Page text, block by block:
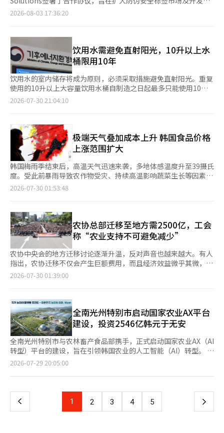
动部免费发放5000套夏季骑手雨衣及5000副防晒把手套。此外还
联合便利店E-Mart24，在全国设立约5500处骑手休息站，为配送
作，将全国140余家维修中心打造为配备空调、冰箱等设施的“配
送伙伴纳凉驿站”。平台还依据实时气象数据，通过应用程序向骑
手发布高温、暴雨预警，并建议出现中暑症状时立即停止配送工
作。 无自有骑手团队的外卖平台Yogiyo正积极扩大自动驾驶配送
机器人应用范围。自2024年在仁川松岛启动机器人配送以来，目
前已将服务拓展至首尔驿三、瑞草、圣水等地区。
达到36.9%。 如此庞大的市场催生了“零食便利店”这一新型零售
店。过去仅在普通便利店或超市一角占有一席之地的高蛋白·低糖
访的钟阁站附近的零食专卖店“零食研究所”中，货架上不仅有传
统的零糖碳酸饮料，还有数十种低糖·低卡路里的产品，如甜甜
圈、比萨、炒年糕、饺子、紫菜包饭等，商品种类丰富，堪比普通
无人便利店。 不仅是零食研究所，还有零食店、零食零、零食选
择等专门经营零食的无人加盟品牌相继成立，并在办公区和大学周
边迅速扩展。以零食店为例，最近全国门店数量已超过200家。 食
品行业也在加速争夺市场主导权。奥图兹去年4月正式推出的低糖
专业品牌“轻松快乐”的产品线已扩展至59种。乳制品行业也在通
企业也相继推出代表性冰淇淋的零糖·低糖版本，积极攻克夏季市
场。大成、三丰、东元家食品等主要调味品和酱料制造商也在不断
扩展低糖产品线，从调味汁到酱油和意大利面酱等全方位布局。
食品行业相关人士表示：“近年来，血糖管理和缓慢衰老等日常健
康管理已成为食品消费的核心标准。”并预测：“未来将不仅限于
低糖·高蛋白的组合，味道、营养和功能性的结合产品线扩展竞争
将正式启动。”
供应商的入库时间也在协商中。 Homeplus相关人士表示：“各门
店预计会有一定数量的商品入库”，但“由于DIP的确认延迟，部
债权人梅利兹金融集团承诺的2000亿韩元规模的DIP资金何时到
位。Homeplus计划在资金到位后立即进行商品订购和门店整修，
并在一周内重新开店。 原本公司内外预计资金将在当天注入，但
据悉也将开放到5日的入账时间。资金注入越晚，营业恢复的时间
也必然会被推迟。 对于Homeplus而言，为了尽量减少周末营业损
失，67家核心门店的营业恢复显得尤为迫切。尤其是如果错过周末
的销售，将对销售造成重大打击，并可能导致合作供应商的交货恢
复延迟。此外，如果停业持续到下周，客户流失和库存压力将进一
业正常化和企业价值恢复，以确保员工的让步和合作不被辜负”，
并强调“实现正常化不仅需要劳资双方的努力，还需要合作伙伴、
政府和债权人等利益相关者的合作与支持。” 与此同时，
Homeplus劳资双方于上月27日决定，为了减轻公司的流动性负担
并筹集营业恢复资金，临时调整部分员工待遇的支付时间和方式。
因此，原定于下月支付的定期奖金将分六个月均匀支付。工资支付
时间也将推迟到明年3月，每两个月支付一次，所以下月的工资预
计将在9月支付。※ 本报道经人工智能（AI）系统翻译与编辑。
附加值标签解决方案。此次合作协议于上月29日在韩国爱普生总部
K品牌的全球竞争力提升，化妆品、食品、保健品、工业品等多个
领域的假冒商品流通日益增加。因此，能够轻松验证产品真伪的防
伪技术和安全标签的关注度也在迅速上升。通过此次合作，双方计
划结合爱普生的SurePress L-6534VW与NexSpot Solutions的安
全技术，共同扩展差异化的安全标签解决方案。SurePress L-
6534VW使用爱普生独特的数字光油墨，能够实现根据观察角度变
化的光学效果，并通过高遮盖性的白色墨水实现多种特殊表现，是
一款优化用于高附加值标签制作的数字标签压印设备。NexSpot
案，并已向国内主要企业供应使用爱普生SurePress L-6534VW的
安全标签。特别是通过与爱普生设备的测试，实施了难以通过拍照
或扫描复制的安全技术，确保了差异化的防伪解决方案竞争力。双
方希望借助此次合作，将现有的二维码认证技术与数字光油等特殊
印刷技术相结合，推出新的安全标签解决方案，并为现有客户提供
差异化的高附加值标签解决方案。预计这将有助于品牌保护、提升
客户产品竞争力，并创造新的商业机会。韩国爱普生代表森藤俊表
示：“在假冒商品造成损失日益增加的情况下，安全技术成为保护
刷技术与NexSpot Solutions的安全技术，为客户提供差异化的价
值，并为国内安全标签市场的扩展做出贡献。”※ 本报道经人工
智能（AI）系统翻译与编辑。
2026-08-03 17:36:20
饮用水需避免直射阳光，10升以上水
桶限用10年
饮用水的室内储存将成为原则，必须采取措施避免直射阳光。重复
使用的10升以上大容量饮用水桶自制造之日起最多只能使用10
年。气候能源环境部于30日宣布，将于31日起实施《饮用水等标
复使用等可能导致饮用水质量下降的问题。首先，饮用水必须在室
内储存。如果储存地点有窗户，必须安装遮阳设施或装置以阻止直
射阳光的照射。若不得不在室外储存，也需使用盖子等保护措施。
然而，考虑到小型企业的准备时间，该规定将在两年后开始实施。
重复使用的10升以上聚碳酸酯材质容器的使用年限限制为10年。
若容器内有异物或产生异味，或外观受损，无论使用年限如何，必
须立即报废。容器底部必须标明制造日期。以公告实施日为基准，
已制造超过10年的容器不得用于饮用水的生产。制造日期标识的义
难以确认的大容量饮用水桶的使用年限，将由制造和流通企业直接
管理。饮用水的流通期限上限设定为两年。延长流通期限所需的行
政程序和提交材料也进行了具体化。延长所需的产品试验储存温度
将从现有的常温15-25度扩大到反映实际流通环境的室温1-35度。
对违反水质标准的企业的后续管理也将加强。过去，即使原水或产
品水超过水质标准，也由主管市、道知事判断是否进行指导和检
查，但今后将强制每季度至少检查一次。对流通中的饮用水进行的
抽检将包括夏季在内，每年进行四次以上。抽检对象包括10升以上
至少每季度进行一次，从而实现对制造阶段和流通阶段的常态化管
理。气候部水资源政策官金浩恩表示：“我们期待通过加强饮用水
的储存和流通过程中的问题预防和后续管理体系，建立更加安全的
管理体系，并将扩大与相关利益方的沟通，以确保修订的规定迅速
落实到位。”※ 本报道经人工智能（AI）系统翻译与编辑。
2026-07-30 21:04:10
极端天气叠加成本上升 韩国食品价格
上涨范围扩大
韩国梅雨季结束后，高温天气迅速来袭，多地体感温度升至39摄氏
度。受此前暴雨导致农作物受灾、持续高温影响蔬菜生长等因素影
响，韩国叶菜类价格近期快速上涨。与此同时，中东局势、韩元汇
流通公社（aT）农产品流通信息系统（KAMIS）29日公布的数
据，截至28日，韩国一级品小萝卜叶1公斤平均零售价格为3111韩
元，较上月上涨33.92%。此外，菠菜、紫叶生菜、卷心菜和青叶
生菜价格分别上涨52.2%、46.35%、46.35%和42.5%，叶菜价格
整体明显上涨。 业内分析认为，7月中旬持续强降雨影响蔬菜采收
和供应，随后高温天气进一步影响叶菜生长，导致市场供应偏紧，
推动价格持续走高。 为稳定市场供应，韩国农林畜产食品部已召
开夏季农畜产品供需稳定对策会议，并联合韩国农协投入12.4亿韩
测和技术指导，降低高温及暴雨后的病虫害影响。 除农产品外，
加工食品价格上涨趋势同样明显。韩国农林畜产食品部表示，受中
东局势、韩元汇率波动以及原材料、包装和运输成本上涨影响，食
品企业成本压力持续增加，近期部分产品价格平均上调5%至
11%。 食品行业消息显示，农心将于8月1日起上调方便面、零食
及饮料等产品出厂价，平均涨幅5.8%。此外，多家食品和饮料企
业近期也陆续宣布调价，涉及面包、饮料等多个品类，平均涨幅约
5%至8%。 韩国农林畜产食品部表示，将继续通过扩大原材料关
税优惠、提供原料采购资金等措施缓解企业成本压力，并尽量控制
2026-07-30 01:53:48
农协总部迁移至地方需2500亿，工会
称“农业支持不可避免减少”
农协中央会的地方迁移讨论逐渐升温，反对声音也越来越大。有人
指出，农协迁移不仅会产生巨额费用，而且经济效益微乎其微，可
能导致对农业支持的减少。农协工会在29日于首尔光化门举行
道：“将公营机构迁移的标准直接应用于农协是不合适的。”此次
决议大会是继23日在政府世宗厅国土交通部前举行的干部集会后的
第二次集会。工会原计划举行2000人规模的集会，但由于中央总
部所属的会员参与人数增加，最终参与人数达到了4000人。当
天，李炫仁全国金融产业工会NH农协分会代理会长强调：“农协
中央会是负责农产品销售的核心组织”，并指出：“首都圈不仅是
我国最大的消费市场，也是农产品价格形成和流通的核心地带，进
行市场分析、拓展销售渠道和流通合作等活动的最佳位置。”工会
认为，农协的地方迁移将产生巨额费用，而经济效益却很小。工会
相对而言，农协的7万名员工中已有73%在地方工作。尽管产生了
天文数字的费用，但对地方经济的影响却不大。此外，迁移带来的
2026-07-30 01:39:00
全南光州特别市启动国家农业AX平台
建设，投资2546亿韩元于无安
全南光州特别市与农林畜产食品部携手，正式启动国家农业AX（AI
转型）平台的建设，旨在引领韩国农业的人工智能（AI）转型。 全
南光州特别市表示，已与农林畜产食品部签署了《国家农业AX平
统的国家战略项目。 此次项目将通过全南光州特别市、无安郡、
等参与的公私合营财团方式进行。该财团在今年4月被选为优先谈
判对象后，经过项目计划协商，签署了实施协议。 该项目的核心
2026-07-29 20:05:00
上
页
1 2 3 4 5 下